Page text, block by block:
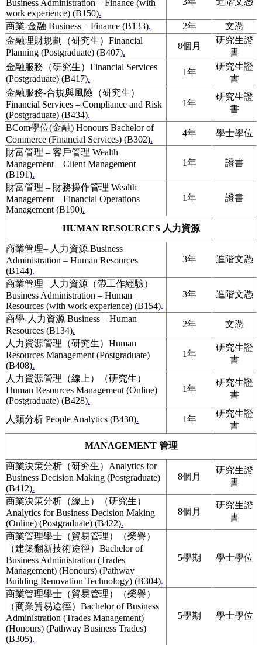
Business Administration – Finance (with
work experience) (B150).
商業-金融 Business – Finance (B133). 2年
文憑
金融理財規劃（研究生）Financial
Planning (Postgraduate) (B407).
8個月
研究生證
書
金融服務（研究生）Financial Services
(Postgraduate) (B417).
1年
研究生證
書
金融服務-合規與風險（研究生）
Financial Services – Compliance and Risk
(Postgraduate) (B434).
1年
研究生證
書
BCom學位(金融) Honours Bachelor of
Commerce (Financial Services) (B302).
4年
學士學位
財富管理 – 客戶管理 Wealth
Management – Client Management
(B191).
1年 證書
財富管理 – 財務操作管理 Wealth
Management – Financial Operations
Management (B190).
1年 證書
HUMAN RESOURCES 人力資源
商業管理– 人力資源 Business
Administration – Human Resources
(B144).
3年 進階文憑
商業管理– 人力資源（帶工作經驗）
Business Administration – Human
Resources (with work experience) (B154).
3年 進階文憑
商學-人力資源 Business – Human
Resources (B134).
2年
文憑
人力資源管理（研究生）Human
Resources Management (Postgraduate)
(B408).
1年
研究生證
書
人力資源管理（線上）（研究生）
Human Resources Management (Online)
(Postgraduate) (B428).
1年
研究生證
書
人類分析 People Analytics (B430). 1年
研究生證
書
MANAGEMENT 管理
商業決策分析（研究生）Analytics for
Business Decision Making (Postgraduate)
(B412).
8個月
研究生證
書
商業決策分析（線上）（研究生）
Analytics for Business Decision Making
(Online) (Postgraduate) (B422).
8個月
研究生證
書
商業管理學士（貿易管理）（榮譽）
（建築翻新技術途徑）Bachelor of
Business Administration (Trades
Management) (Honours) (Pathway
Building Renovation Technology) (B304).
5學期 學士學位
商業管理學士（貿易管理）（榮譽）
（商業貿易途徑）Bachelor of Business
Administration (Trades Management)
(Honours) (Pathway Business Trades)
(B305).
5學期 學士學位